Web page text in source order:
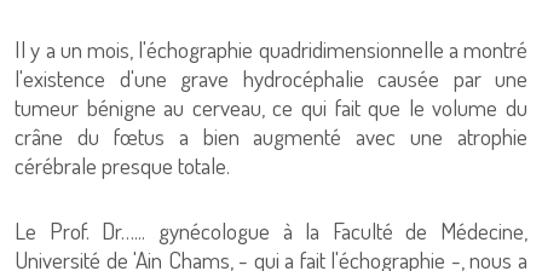
Il y a un mois, l'échographie quadridimensionnelle a montré
l'existence d'une grave hydrocéphalie causée par une
tumeur bénigne au cerveau, ce qui fait que le volume du
crâne du fœtus a bien augmenté avec une atrophie
cérébrale presque totale.
Le Prof. Dr…... gynécologue à la Faculté de Médecine,
Université de 'Ain Chams, - qui a fait l'échographie -, nous a